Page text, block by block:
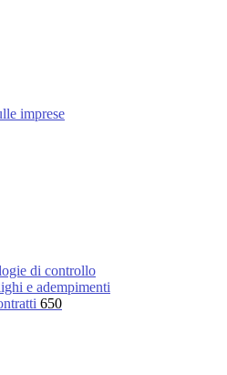
imprese
di controllo
e adempimenti
650